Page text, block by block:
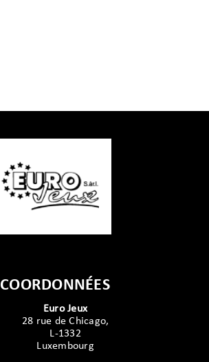
COORDONNÉES
Euro Jeux
28 rue de Chicago,
L-1332
Luxembourg